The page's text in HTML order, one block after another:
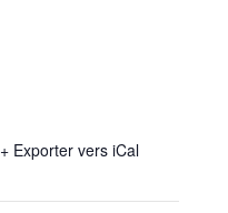
+ Exporter vers iCal